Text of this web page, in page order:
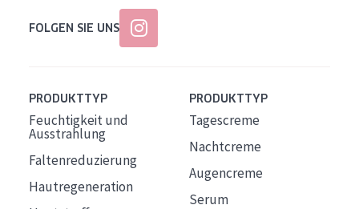
FOLGEN SIE UNS
PRODUKTTYP
Feuchtigkeit und
Ausstrahlung
Faltenreduzierung
Hautregeneration
PRODUKTTYP
Tagescreme
Nachtcreme
Augencreme
Serum